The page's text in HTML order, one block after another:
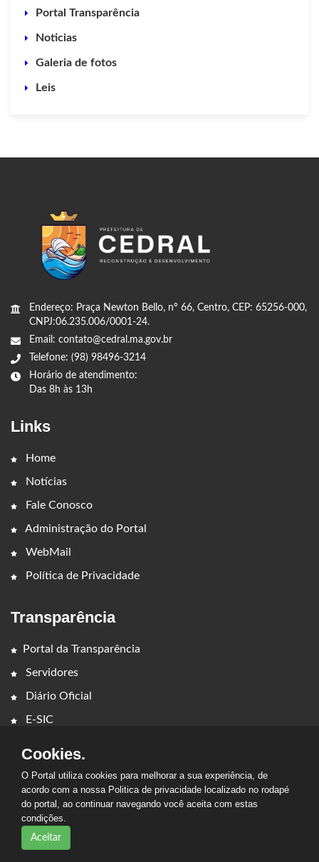
Portal Transparência
Noticias
Galeria de fotos
Leis
Endereço: Praça Newton Bello, nº 66, Centro, CEP: 65256-000,
CNPJ:06.235.006/0001-24.
Email: contato@cedral.ma.gov.br
Telefone: (98) 98496-3214
Horário de atendimento:
Das 8h às 13h
Links
Home
Notícias
Fale Conosco
Administração do Portal
WebMail
Política de Privacidade
Transparência
Portal da Transparência
Servidores
Diário Oficial
E-SIC
Cookies.
O Portal utiliza cookies para melhorar a sua experiência, de
acordo com a nossa Politica de privacidade localizado no rodapé
do portal, ao continuar navegando você aceita com estas
condições.
Aceitar
2026 - Prefeitura Municipal de Cedral - MA. Todos os direitos
reservados.